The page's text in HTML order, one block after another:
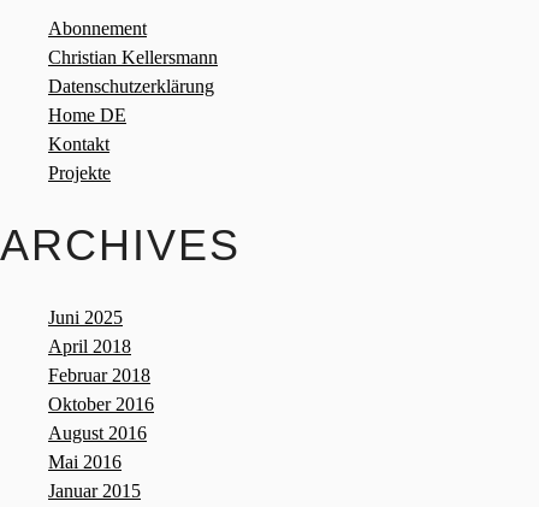
Abonnement
Christian Kellersmann
Datenschutzerklärung
Home DE
Kontakt
Projekte
ARCHIVES
Juni 2025
April 2018
Februar 2018
Oktober 2016
August 2016
Mai 2016
Januar 2015